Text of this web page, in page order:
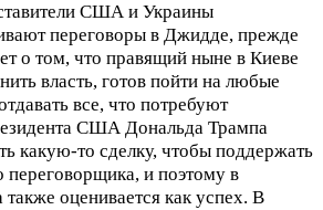
США и Украины
переговоры в Джидде, прежде
о том, что правящий ныне в Киеве
власть, готов пойти на любые
все, что потребуют
США Дональда Трампа
какую-то сделку, чтобы поддержать
переговорщика, и поэтому в
оценивается как успех. В